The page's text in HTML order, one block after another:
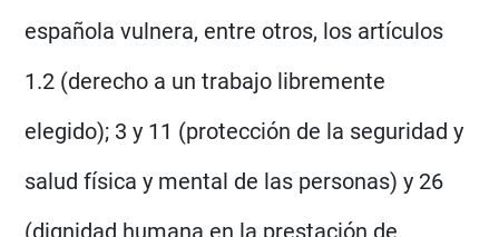
española vulnera, entre otros, los artículos
1.2 (derecho a un trabajo libremente
elegido); 3 y 11 (protección de la seguridad y
salud física y mental de las personas) y 26
(dignidad humana en la prestación de